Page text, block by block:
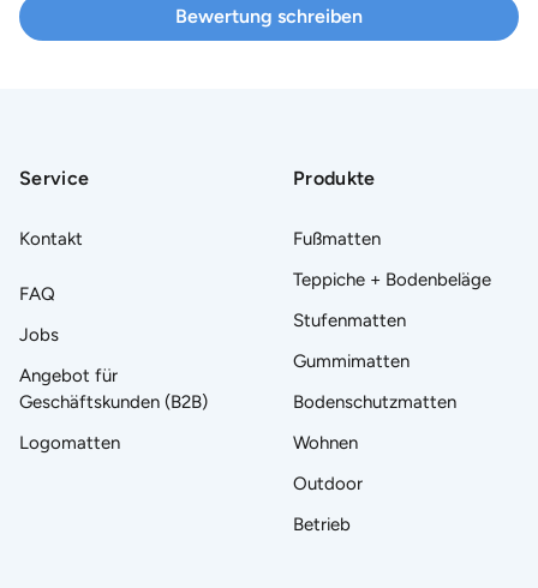
Bewertung schreiben
Service
Kontakt
FAQ
Jobs
Angebot für
Geschäftskunden (B2B)
Logomatten
Produkte
Fußmatten
Teppiche + Bodenbeläge
Stufenmatten
Gummimatten
Bodenschutzmatten
Wohnen
Outdoor
Betrieb